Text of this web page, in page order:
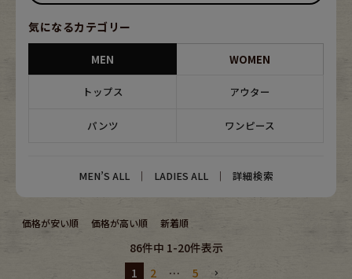
メンズ商品カテゴリーから探す
Outer
Fafatt
レディース商品カテゴリーから探す
Bottoms
気になるカテゴリー
MEN WOMEN
トップス アウター
パンツ ワンピース
MEN’S ALL ｜ LADIES ALL ｜ 詳細検索
価格が安い順 価格が高い順 新着順
86件中 1-20件表示
1
2 … 5